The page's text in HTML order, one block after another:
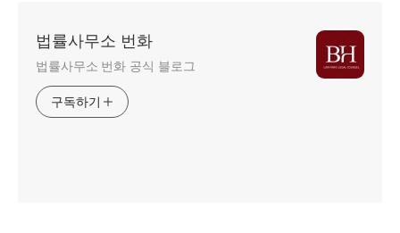
법률사무소 번화
법률사무소 번화 공식 블로그
구독하기